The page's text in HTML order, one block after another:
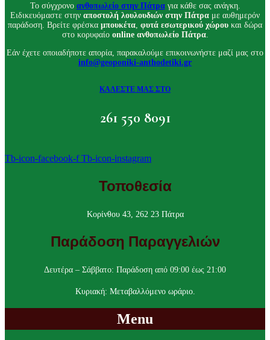
Το σύγχρονο ανθοπωλείο στην Πάτραγια κάθε σας ανάγκη.
Ειδικευόμαστε στην αποστολή λουλουδιών στην Πάτρα με αυθημερόν
παράδοση. Βρείτε φρέσκα μπουκέτα, φυτά εσωτερικού χώρου και δώρα
στο κορυφαίο online ανθοπωλείο Πάτρα.
Εάν έχετε οποιαδήποτε απορία, παρακαλούμε επικοινωνήστε μαζί μας στο
info@geoponiki-anthodetiki.gr
ΚΑΛΕΣΤΕ ΜΑΣ ΣΤΟ
261 550 8091
Tb-icon-facebook-f Tb-icon-instagram
Τοποθεσία
Κορίνθου 43, 262 23 Πάτρα
Παράδοση Παραγγελιών
Δευτέρα – Σάββατο: Παράδοση από 09:00 έως 21:00
Κυριακή: Μεταβαλλόμενο ωράριο.
Menu